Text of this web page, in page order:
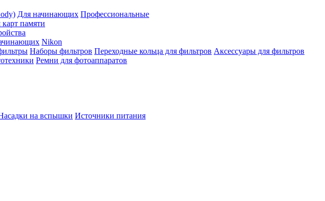
Для начинающих Профессиональные
памяти
Nikon
Наборы фильтров Переходные кольца для фильтров Аксессуары для фильтров
Ремни для фотоаппаратов
на вспышки Источники питания